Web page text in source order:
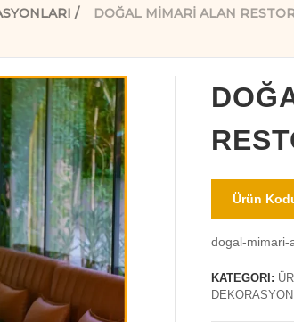
DOĞAL MIMARI ALAN
Ürün
dogal-mimari-
KATEGORI: